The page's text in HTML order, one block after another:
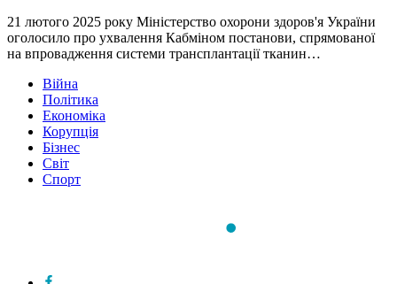
21 лютого 2025 року Міністерство охорони здоров'я України
оголосило про ухвалення Кабміном постанови, спрямованої
на впровадження системи трансплантації тканин…
Війна
Політика
Економіка
Корупція
Бізнес
Світ
Спорт